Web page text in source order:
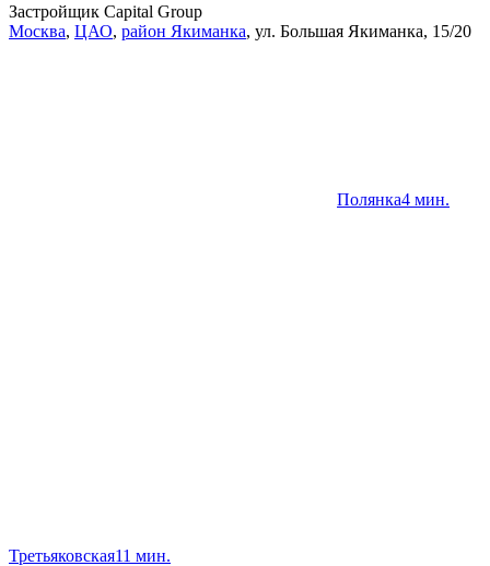
Застройщик Capital Group
Москва, ЦАО, район Якиманка, ул. Большая Якиманка, 15/20
Полянка4 мин.
Третьяковская11 мин.